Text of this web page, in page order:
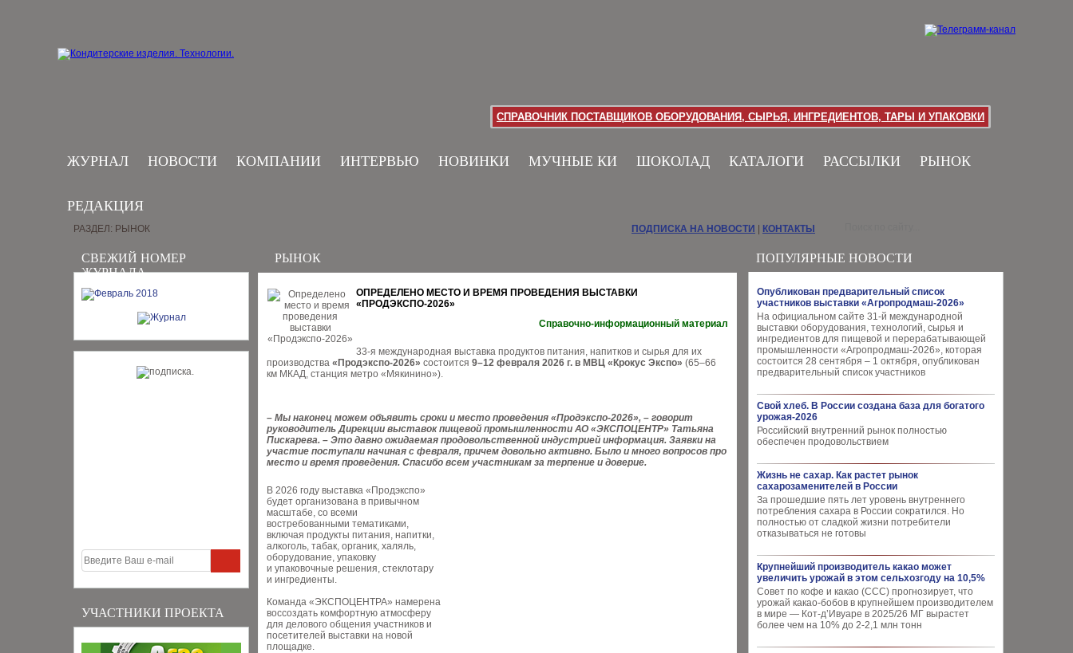
СПРАВОЧНИК ПОСТАВЩИКОВ ОБОРУДОВАНИЯ, СЫРЬЯ, ИНГРЕДИЕНТОВ, ТАРЫ И УПАКОВКИ
ЖУРНАЛ НОВОСТИ КОМПАНИИ ИНТЕРВЬЮ НОВИНКИ МУЧНЫЕ КИ ШОКОЛАД КАТАЛОГИ РАССЫЛКИ РЫНОК
РЕДАКЦИЯ
СВЕЖИЙ НОМЕР
ЖУРНАЛА
УЧАСТНИКИ ПРОЕКТА
ПОПУЛЯРНЫЕ НОВОСТИ
Опубликован предварительный список
участников выставки «Агропродмаш-2026»
На официальном сайте 31-й международной
выставки оборудования, технологий, сырья и
ингредиентов для пищевой и перерабатывающей
промышленности «Агропродмаш-2026», которая
состоится 28 сентября – 1 октября, опубликован
предварительный список участников
Свой хлеб. В России создана база для богатого
урожая-2026
Российский внутренний рынок полностью
обеспечен продовольствием
Жизнь не сахар. Как растет рынок
сахарозаменителей в России
За прошедшие пять лет уровень внутреннего
потребления сахара в России сократился. Но
полностью от сладкой жизни потребители
отказываться не готовы
Крупнейший производитель какао может
увеличить урожай в этом сельхозгоду на 10,5%
Совет по кофе и какао (CCC) прогнозирует, что
урожай какао-бобов в крупнейшем производителем
в мире — Кот-д’Ивуаре в 2025/26 МГ вырастет
более чем на 10% до 2-2,1 млн тонн
РАЗДЕЛ: РЫНОК ПОДПИСКА НА НОВОСТИ КОНТАКТЫ
РЫНОК
ОПРЕДЕЛЕНО МЕСТО И ВРЕМЯ ПРОВЕДЕНИЯ ВЫСТАВКИ
«ПРОДЭКСПО-2026»
Справочно-информационный материал
33-я международная выставка продуктов питания, напитков и сырья для их
производства «Продэкспо-2026» состоится 9–12 февраля 2026 г. в МВЦ «Крокус Экспо» (65–66
км МКАД, станция метро «Мякинино»).
– Мы наконец можем объявить сроки и место проведения «Продэкспо-2026», – говорит
руководитель Дирекции выставок пищевой промышленности АО «ЭКСПОЦЕНТР» Татьяна
Пискарева. – Это давно ожидаемая продовольственной индустрией информация. Заявки на
участие поступали начиная с февраля, причем довольно активно. Было и много вопросов про
место и время проведения. Спасибо всем участникам за терпение и доверие.
В 2026 году выставка «Продэкспо»
будет организована в привычном
масштабе, со всеми
востребованными тематиками,
включая продукты питания, напитки,
алкоголь, табак, органик, халяль,
оборудование, упаковку
и упаковочные решения, стеклотару
и ингредиенты.
Команда «ЭКСПОЦЕНТРА» намерена
воссоздать комфортную атмосферу
для делового общения участников и
посетителей выставки на новой
площадке.